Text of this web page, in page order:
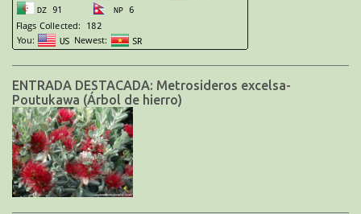
ENTRADA DESTACADA: Metrosideros excelsa-
Poutukawa (Árbol de hierro)